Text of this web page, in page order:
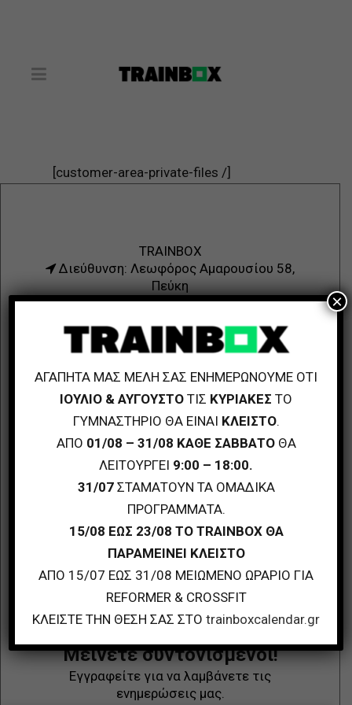
My files
[customer-area-private-files /]
TRAINBOX
Διεύθυνση: Λεωφόρος Αμαρουσίου 58,
Πεύκη
Τηλ.: 210 6122514
Follow Us
Μείνετε συντονισμένοι!
Εγγραφείτε για να λαμβάνετε τις
ενημερώσεις μας.
ΑΓΑΠΗΤΑ ΜΑΣ ΜΕΛΗ ΣΑΣ ΕΝΗΜΕΡΩΝΟΥΜΕ ΟΤΙ
ΙΟΥΛΙΟ & ΑΥΓΟΥΣΤΟ ΤΙΣ ΚΥΡΙΑΚΕΣ ΤΟ
ΓΥΜΝΑΣΤΗΡΙΟ ΘΑ ΕΙΝΑΙ ΚΛΕΙΣΤΟ.
ΑΠΟ 01/08 – 31/08 ΚΑΘΕ ΣΑΒΒΑΤΟΘΑ
ΛΕΙΤΟΥΡΓΕΙ 9:00 – 18:00.
31/07ΣΤΑΜΑΤΟΥΝ ΤΑ ΟΜΑΔΙΚΑ
ΠΡΟΓΡΑΜΜΑΤΑ.
15/08 ΕΩΣ 23/08 ΤΟ TRAINBOX ΘΑ
ΠΑΡΑΜΕΙΝΕΙ ΚΛΕΙΣΤΟ
ΑΠΟ 15/07 ΕΩΣ 31/08 ΜΕΙΩΜΕΝΟ ΩΡΑΡΙΟ ΓΙΑ
REFORMER & CROSSFIT
ΚΛΕΙΣΤΕ ΤΗΝ ΘΕΣΗ ΣΑΣ ΣΤΟ trainboxcalendar.gr
×